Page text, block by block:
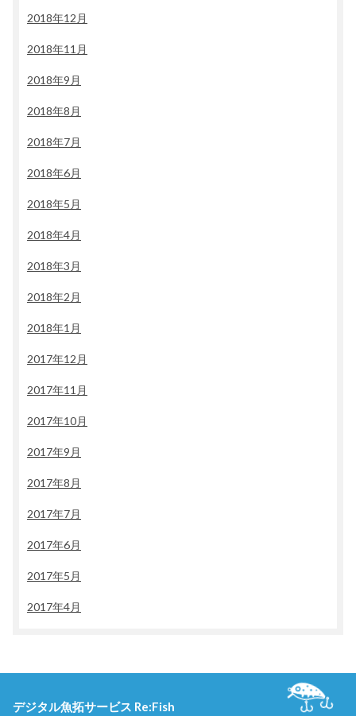
2018年12月
2018年11月
2018年9月
2018年8月
2018年7月
2018年6月
2018年5月
2018年4月
2018年3月
2018年2月
2018年1月
2017年12月
2017年11月
2017年10月
2017年9月
2017年8月
2017年7月
2017年6月
2017年5月
2017年4月
デジタル魚拓サービス Re:Fish